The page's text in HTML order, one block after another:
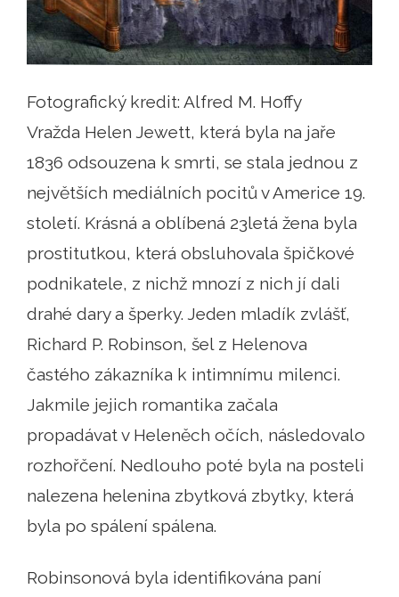
Fotografický kredit: Alfred M. Hoffy
Vražda Helen Jewett, která byla na jaře
1836 odsouzena k smrti, se stala jednou z
největších mediálních pocitů v Americe 19.
století. Krásná a oblíbená 23letá žena byla
prostitutkou, která obsluhovala špičkové
podnikatele, z nichž mnozí z nich jí dali
drahé dary a šperky. Jeden mladík zvlášť,
Richard P. Robinson, šel z Helenova
častého zákazníka k intimnímu milenci.
Jakmile jejich romantika začala
propadávat v Heleněch očích, následovalo
rozhořčení. Nedlouho poté byla na posteli
nalezena helenina zbytková zbytky, která
byla po spálení spálena.
Robinsonová byla identifikována paní